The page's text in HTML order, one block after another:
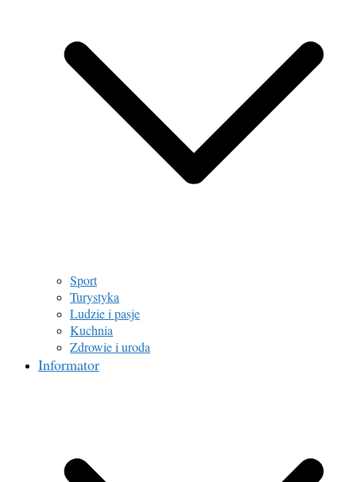
Sport
Turystyka
Ludzie i pasje
Kuchnia
Zdrowie i uroda
Informator